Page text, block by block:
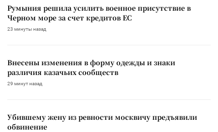
Румыния решила усилить военное присутствие в
Черном море за счет кредитов ЕС
23 минуты назад
Внесены изменения в форму одежды и знаки
различия казачьих сообществ
29 минут назад
Убившему жену из ревности москвичу предъявили
обвинение